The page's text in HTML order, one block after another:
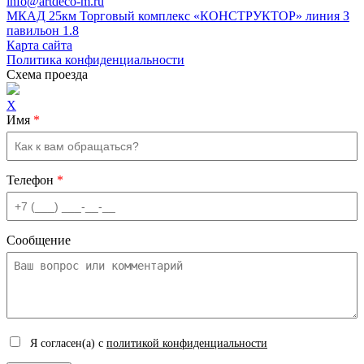
МКАД 25км Торговый комплекс «КОНСТРУКТОР» линия З
павильон 1.8
Карта сайта
Политика конфиденциальности
Схема проезда
X
Имя *
Телефон *
Сообщение
Я согласен(а) с политикой конфиденциальности